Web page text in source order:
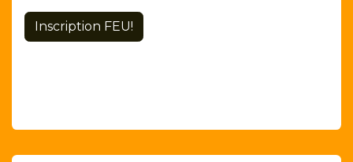
Inscription FEU!